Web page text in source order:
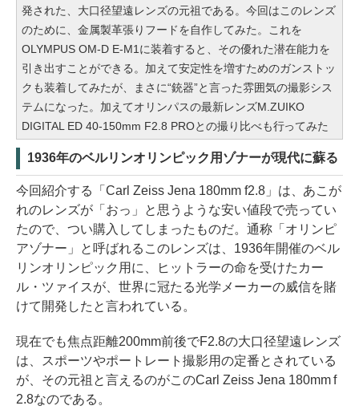
発された、大口径望遠レンズの元祖である。今回はこのレンズ
のために、金属製革張りフードを自作してみた。これを
OLYMPUS OM-D E-M1に装着すると、その優れた潜在能力を
引き出すことができる。加えて安定性を増すためのガンストッ
クも装着してみたが、まさに“銃器”と言った雰囲気の撮影シス
テムになった。加えてオリンパスの最新レンズM.ZUIKO
DIGITAL ED 40-150mm F2.8 PROとの撮り比べも行ってみた
1936年のベルリンオリンピック用ゾナーが現代に蘇る
今回紹介する「Carl Zeiss Jena 180mm f2.8」は、あこが
れのレンズが「おっ」と思うような安い値段で売ってい
たので、つい購入してしまったものだ。通称「オリンピ
アゾナー」と呼ばれるこのレンズは、1936年開催のベル
リンオリンピック用に、ヒットラーの命を受けたカー
ル・ツァイスが、世界に冠たる光学メーカーの威信を賭
けて開発したと言われている。
現在でも焦点距離200mm前後でF2.8の大口径望遠レンズ
は、スポーツやポートレート撮影用の定番とされている
が、その元祖と言えるのがこのCarl Zeiss Jena 180mm f
2.8なのである。